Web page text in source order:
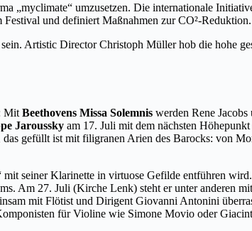
„myclimate“ umzusetzen. Die internationale
und definiert Maßnahmen zur CO²-Reduktion.
sein. Artistic Director Christoph Müller hob die hohe
Mit Beethovens Missa Solemnis werden Rene
Jaroussky am 17. Juli mit dem nächsten
gefüllt ist mit filigranen Arien des Barocks: von
mit seiner Klarinette in virtuose Gefilde entführen
Am 27. Juli (Kirche Lenk) steht er unter anderen mit
mit Flötist und Dirigent Giovanni Antonini
für Violine wie Simone Movio oder